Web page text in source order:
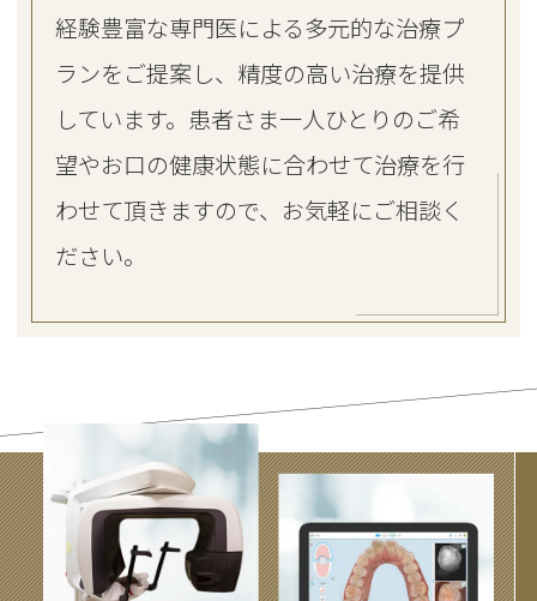
経験豊富な専門医による多元的な治療プ
ランをご提案し、精度の高い治療を提供
しています。患者さま一人ひとりのご希
望やお口の健康状態に合わせて治療を行
わせて頂きますので、お気軽にご相談く
ださい。